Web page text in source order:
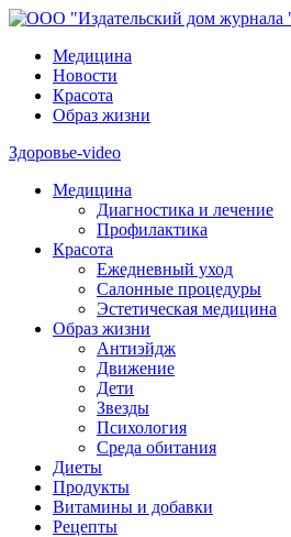
Медицина
Новости
Красота
Образ жизни
Здоровье-video
Медицина
Диагностика и лечение
Профилактика
Красота
Ежедневный уход
Салонные процедуры
Эстетическая медицина
Образ жизни
Антиэйдж
Движение
Дети
Звезды
Психология
Среда обитания
Диеты
Продукты
Витамины и добавки
Рецепты